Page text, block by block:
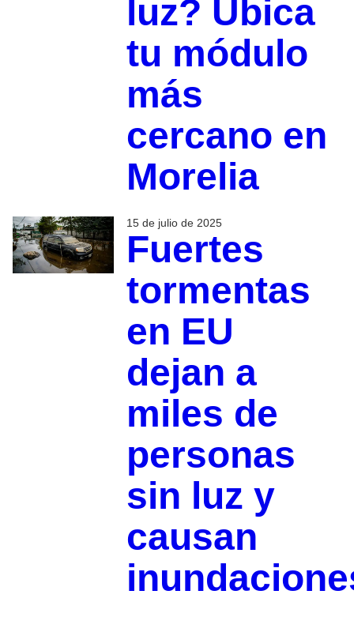
luz? Ubica
tu módulo
más
cercano en
Morelia
15 de julio de 2025
Fuertes
tormentas
en EU
dejan a
miles de
personas
sin luz y
causan